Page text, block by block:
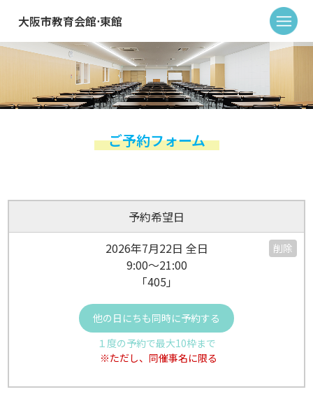
大阪市教育会館⋅東館
ご予約フォーム
予約希望日
2026年7月22日 全日
9:00～21:00
「405」
削除
他の日にちも同時に予約する
１度の予約で最大10枠まで
※ただし、同催事名に限る